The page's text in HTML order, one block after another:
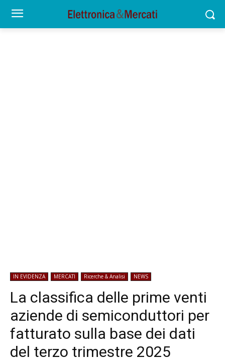
IN EVIDENZA MERCATI Ricerche & Analisi NEWS
La classifica delle prime venti
aziende di semiconduttori per
fatturato sulla base dei dati
del terzo trimestre 2025